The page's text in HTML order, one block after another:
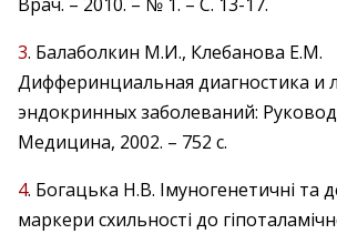
3. Балаболкин М.И., Клебанова Е.М.
Дифферинциальная диагностика и
эндокринных заболеваний:
Медицина, 2002. – 752 с.
4. Богацька Н.В. Імуногенетичні та
маркери схильності до